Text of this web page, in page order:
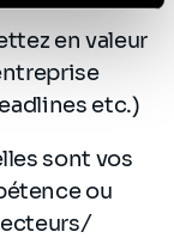
en valeur
etc.)
sont vos
ou